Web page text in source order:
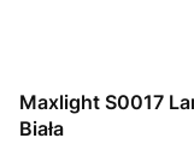
Maxlight S0017
Biała